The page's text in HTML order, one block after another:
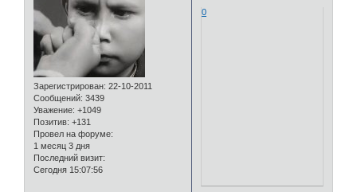
Зарегистрирован: 22-10-2011
Сообщений: 3439
Уважение: +1049
Позитив: +131
Провел на форуме:
1 месяц 3 дня
Последний визит:
Сегодня 15:07:56
0